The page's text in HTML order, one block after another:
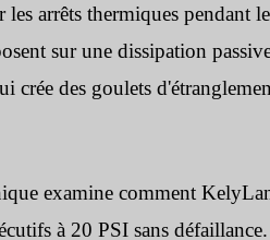
les arrêts thermiques
sur une dissipation
crée des goulets
examine comment
à 20 PSI sans